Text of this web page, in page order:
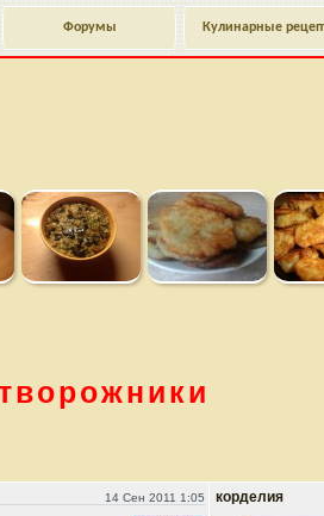
Кулинарные
Форумы
14 Сен 2011 1:05 корделия